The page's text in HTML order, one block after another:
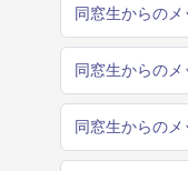
同窓生からのメ
同窓生からのメ
同窓生からのメ